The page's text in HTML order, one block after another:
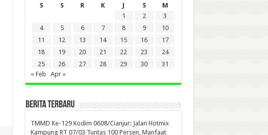
S
S R K J S
M
1
2
3
4
5 6 7 8 9
10
11
12 13 14 15 16
17
18
19 20 21 22 23
24
25
26 27 28 29 30
31
« Feb
Apr »
BERITA TERBARU
TMMD Ke-129 Kodim 0608/Cianjur: Jalan Hotmix
Kampung RT 07/03 Tuntas 100 Persen, Manfaat